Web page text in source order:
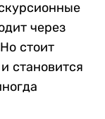
через
стоит
становится